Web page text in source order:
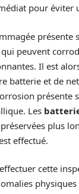
pour éviter
présente
qui peuvent
Il est
batterie et de
présente
Les
plus
effectué.
cette
physiques